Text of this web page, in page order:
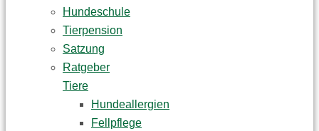
Hundeschule
Tierpension
Satzung
Ratgeber
Tiere
Hundeallergien
Fellpflege